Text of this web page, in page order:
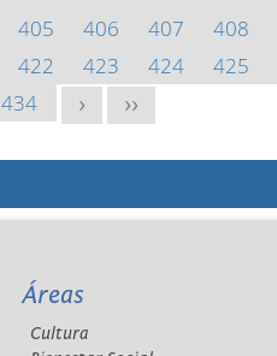
405 406 407 408
422 423 424 425
434 > >>
Áreas
Cultura